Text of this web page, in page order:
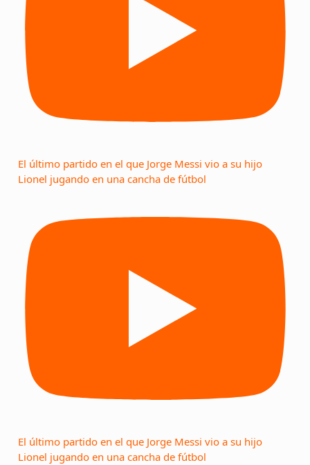
El último partido en el que Jorge Messi vio a su hijo
Lionel jugando en una cancha de fútbol
El último partido en el que Jorge Messi vio a su hijo
Lionel jugando en una cancha de fútbol